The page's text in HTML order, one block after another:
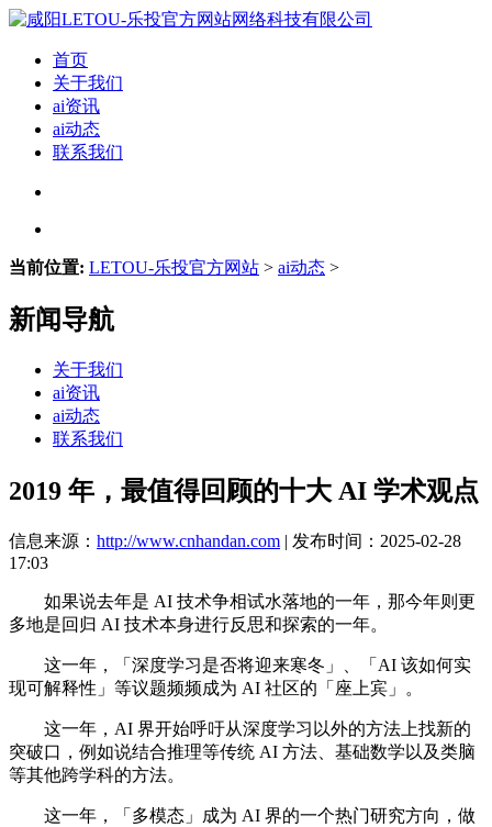
首页
关于我们
ai资讯
ai动态
联系我们
当前位置: LETOU-乐投官方网站 > ai动态 >
新闻导航
关于我们
ai资讯
ai动态
联系我们
2019 年，最值得回顾的十大 AI 学术观点
信息来源： http://www.cnhandan.com | 发布时间：2025-02-28
17:03
如果说去年是 AI 技术争相试水落地的一年，那今年则更
多地是回归 AI 技术本身进行反思和探索的一年。
这一年，「深度学习是否将迎来寒冬」、「AI 该如何实
现可解释性」等议题频频成为 AI 社区的「座上宾」。
这一年，AI 界开始呼吁从深度学习以外的方法上找新的
突破口，例如说结合推理等传统 AI 方法、基础数学以及类脑
等其他跨学科的方法。
这一年，「多模态」成为 AI 界的一个热门研究方向，做